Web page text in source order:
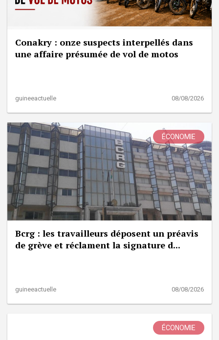
Conakry : onze suspects interpellés dans
une affaire présumée de vol de motos
guineeactuelle 08/08/2026
ÉCONOMIE
Bcrg : les travailleurs déposent un préavis
de grève et réclament la signature d...
guineeactuelle 08/08/2026
ÉCONOMIE